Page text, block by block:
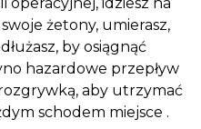
żetony, umierasz,
by osiągnąć
hazardowe przepływ
aby utrzymać
schodem miejsce .